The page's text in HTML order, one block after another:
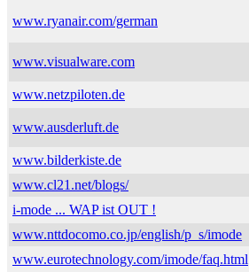
www.ryanair.com/german
www.visualware.com
www.netzpiloten.de
www.ausderluft.de
www.bilderkiste.de
www.cl21.net/blogs/
i-mode ... WAP ist OUT !
www.nttdocomo.co.jp/english/p_s/imode
www.eurotechnology.com/imode/faq.html